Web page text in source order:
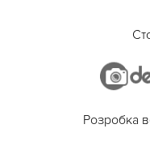
Розробка